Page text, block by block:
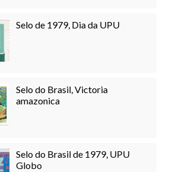
Selo de 1979, Dia da UPU
Selo do Brasil, Victoria
amazonica
Selo do Brasil de 1979, UPU
Globo